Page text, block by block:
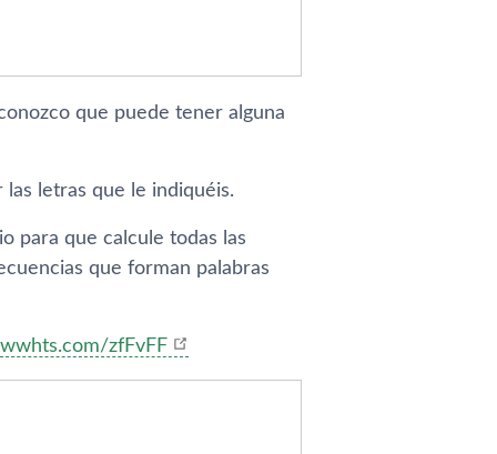
que puede tener alguna
letras que le indiquéis.
para que calcule todas las
que forman palabras
wwhts.com/zfFvFF